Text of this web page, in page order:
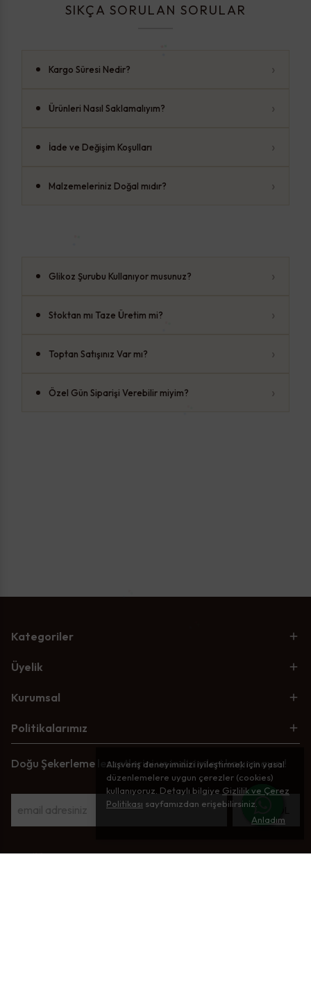
Alışveriş deneyiminizi iyileştirmek için yasal
düzenlemelere uygun çerezler (cookies)
kullanıyoruz. Detaylı bilgiye Gizlilik ve Çerez
Politikası sayfamızdan erişebilirsiniz.
Anladım
SIKÇA SORULAN SORULAR
Kargo Süresi Nedir? ›
Ürünleri Nasıl Saklamalıyım? ›
İade ve Değişim Koşulları ›
Malzemeleriniz Doğal mıdır? ›
Glikoz Şurubu Kullanıyor musunuz? ›
Stoktan mı Taze Üretim mi? ›
Toptan Satışınız Var mı? ›
Özel Gün Siparişi Verebilir miyim? ›
Kategoriler
Üyelik
Kurumsal
Politikalarımız
Doğu Şekerleme lezzetlerini ve indirimleri kaçırmayın !
ABONE OL